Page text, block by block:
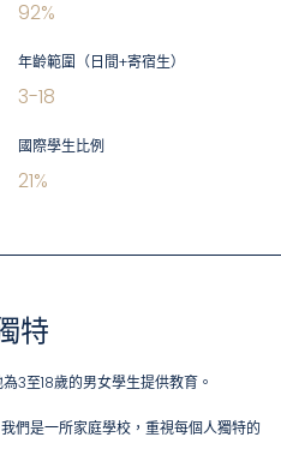
92%
年齡範圍（日間+寄宿生）
3-18
國際學生比例
21%
特
3至18歲的男女學生提供教育。
們是一所家庭學校，重視每個人獨特的